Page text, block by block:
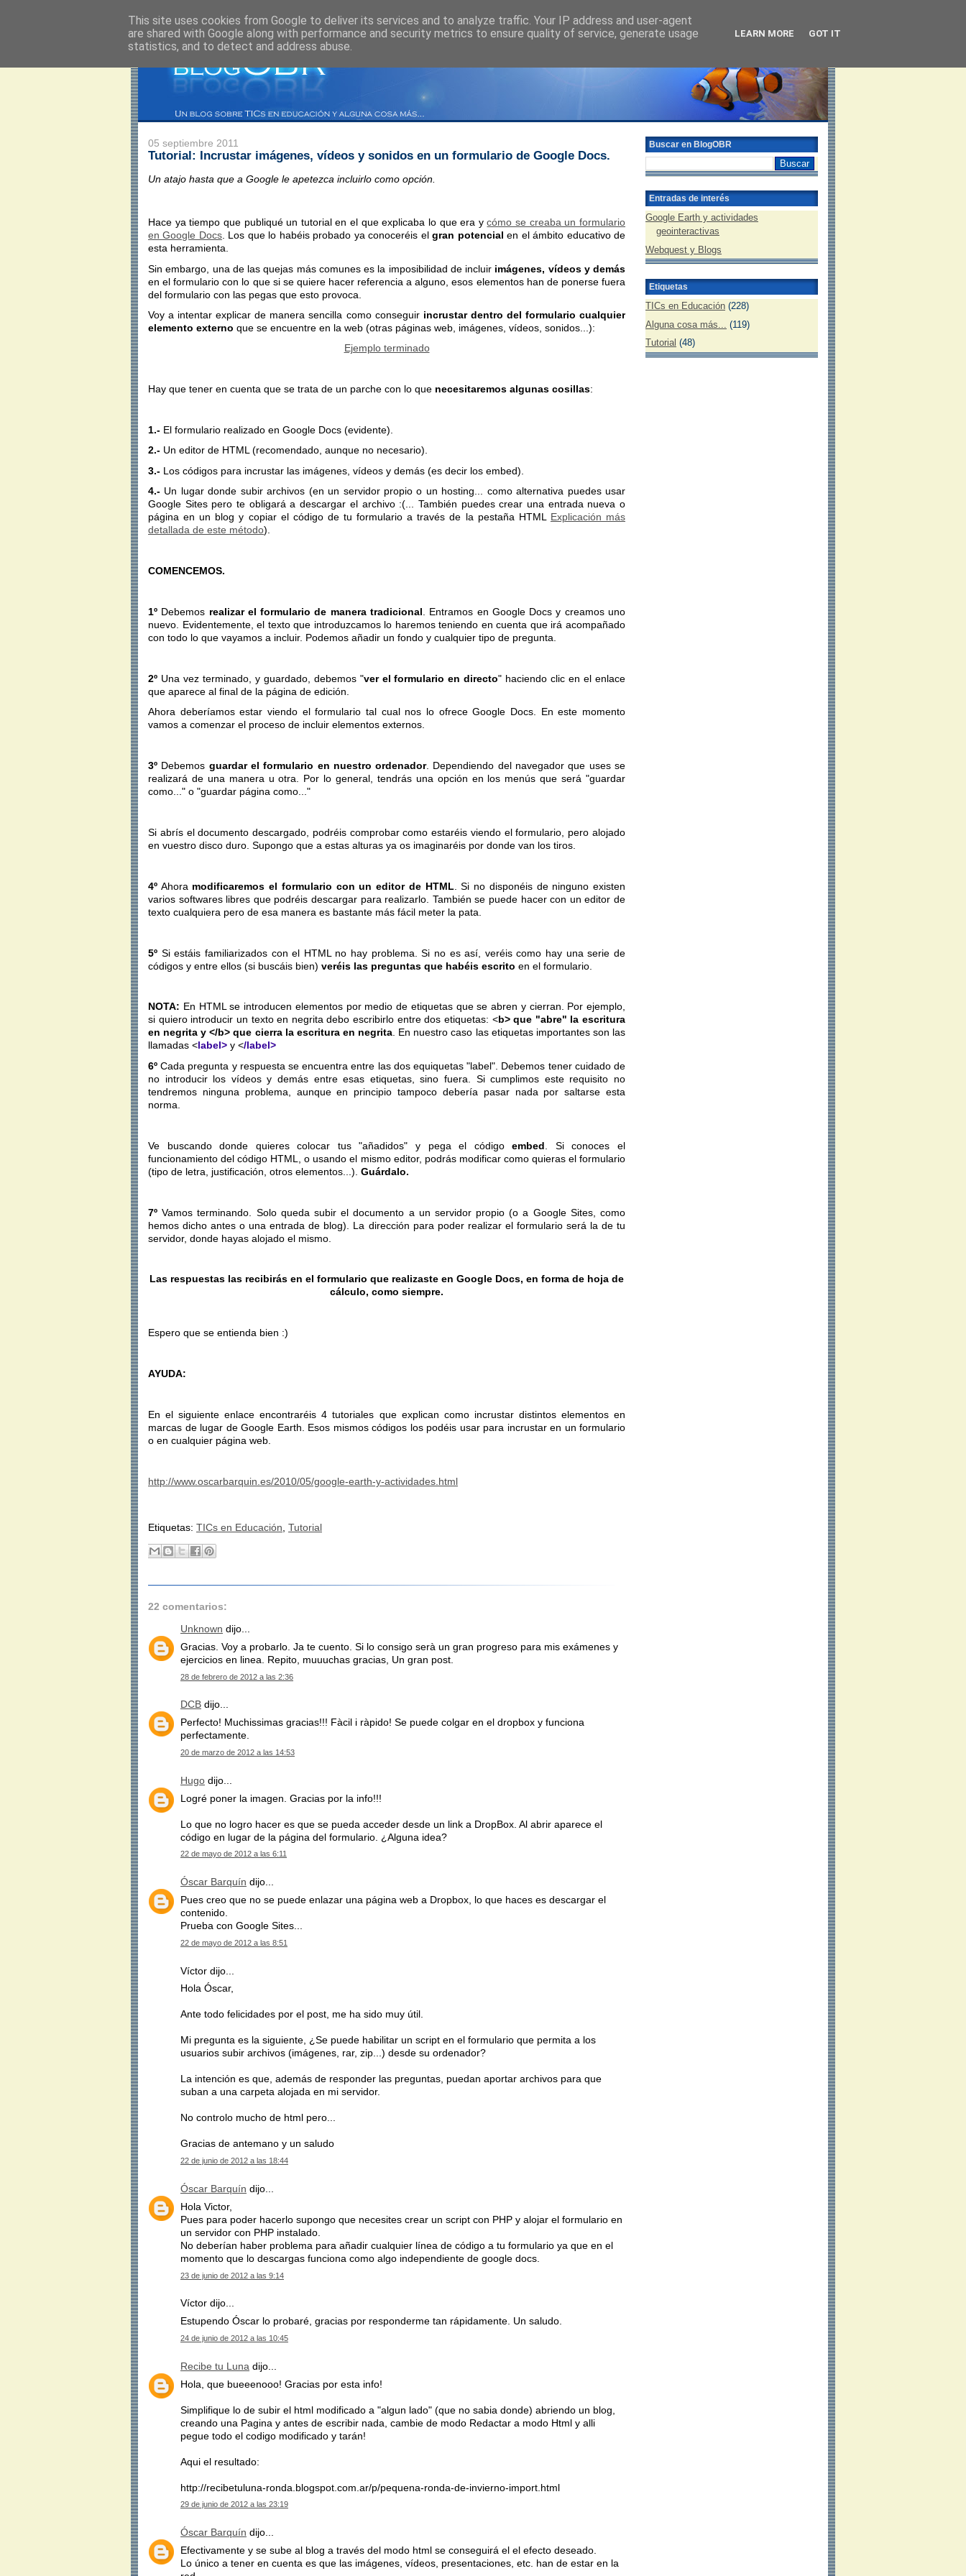
05 septiembre 2011
Tutorial: Incrustar imágenes, vídeos y sonidos en un formulario de Google Docs.
Un atajo hasta que a Google le apetezca incluirlo como opción.
Hace ya tiempo que publiqué un tutorial en el que explicaba lo que era ycómo se creaba un formulario
en Google Docs. Los que lo habéis probado ya conoceréis elgran potencial en el ámbito educativo de
esta herramienta.
Sin embargo, una de las quejas más comunes es la imposibilidad de incluir imágenes, vídeos y demás
en el formulario con lo que si se quiere hacer referencia a alguno, esos elementos han de ponerse fuera
del formulario con las pegas que esto provoca.
Voy a intentar explicar de manera sencilla como conseguir incrustar dentro del formulario cualquier
elemento externo que se encuentre en la web (otras páginas web, imágenes, vídeos, sonidos...):
Ejemplo terminado
Hay que tener en cuenta que se trata de un parche con lo que necesitaremos algunas cosillas:
1.- El formulario realizado en Google Docs (evidente).
2.- Un editor de HTML (recomendado, aunque no necesario).
3.- Los códigos para incrustar las imágenes, vídeos y demás (es decir los embed).
4.- Un lugar donde subir archivos (en un servidor propio o un hosting... como alternativa puedes usar
Google Sites pero te obligará a descargar el archivo :(... También puedes crear una entrada nueva o
página en un blog y copiar el código de tu formulario a través de la pestaña HTML Explicación más
detallada de este método).
COMENCEMOS.
1º Debemos realizar el formulario de manera tradicional . Entramos en Google Docs y creamos uno
nuevo. Evidentemente, el texto que introduzcamos lo haremos teniendo en cuenta que irá acompañado
con todo lo que vayamos a incluir. Podemos añadir un fondo y cualquier tipo de pregunta.
2º Una vez terminado, y guardado, debemos "ver el formulario en directo" haciendo clic en el enlace
que aparece al final de la página de edición.
Ahora deberíamos estar viendo el formulario tal cual nos lo ofrece Google Docs. En este momento
vamos a comenzar el proceso de incluir elementos externos.
3º Debemos guardar el formulario en nuestro ordenador. Dependiendo del navegador que uses se
realizará de una manera u otra. Por lo general, tendrás una opción en los menús que será "guardar
como..." o "guardar página como..."
Si abrís el documento descargado, podréis comprobar como estaréis viendo el formulario, pero alojado
en vuestro disco duro. Supongo que a estas alturas ya os imaginaréis por donde van los tiros.
4º Ahora modificaremos el formulario con un editor de HTML . Si no disponéis de ninguno existen
varios softwares libres que podréis descargar para realizarlo. También se puede hacer con un editor de
texto cualquiera pero de esa manera es bastante más fácil meter la pata.
5º Si estáis familiarizados con el HTML no hay problema. Si no es así, veréis como hay una serie de
códigos y entre ellos (si buscáis bien) veréis las preguntas que habéis escrito en el formulario.
NOTA: En HTML se introducen elementos por medio de etiquetas que se abren y cierran. Por ejemplo,
si quiero introducir un texto en negrita debo escribirlo entre dos etiquetas: <b>que "abre" la escritura
en negrita y </b> que cierra la escritura en negrita. En nuestro caso las etiquetas importantes son las
llamadas <label> y </label>
6º Cada pregunta y respuesta se encuentra entre las dos equiquetas "label". Debemos tener cuidado de
no introducir los vídeos y demás entre esas etiquetas, sino fuera. Si cumplimos este requisito no
tendremos ninguna problema, aunque en principio tampoco debería pasar nada por saltarse esta
norma.
Ve buscando donde quieres colocar tus "añadidos" y pega el códigoembed . Si conoces el
funcionamiento del código HTML, o usando el mismo editor, podrás modificar como quieras el formulario
(tipo de letra, justificación, otros elementos...). Guárdalo.
7º Vamos terminando. Solo queda subir el documento a un servidor propio (o a Google Sites, como
hemos dicho antes o una entrada de blog). La dirección para poder realizar el formulario será la de tu
servidor, donde hayas alojado el mismo.
Las respuestas las recibirás en el formulario que realizaste en Google Docs, en forma de hoja de
cálculo, como siempre.
Espero que se entienda bien :)
AYUDA:
En el siguiente enlace encontraréis 4 tutoriales que explican como incrustar distintos elementos en
marcas de lugar de Google Earth. Esos mismos códigos los podéis usar para incrustar en un formulario
o en cualquier página web.
http://www.oscarbarquin.es/2010/05/google-earth-y-actividades.html
Etiquetas: TICs en Educación Tutorial
22 comentarios:
Unknown dijo...
Gracias. Voy a probarlo. Ja te cuento. Si lo consigo serà un gran progreso para mis exámenes y
ejercicios en linea. Repito, muuuchas gracias, Un gran post.
28 de febrero de 2012 a las 2:36
DCB dijo...
Perfecto! Muchissimas gracias!!! Fàcil i ràpido! Se puede colgar en el dropbox y funciona
perfectamente.
20 de marzo de 2012 a las 14:53
Hugo dijo...
Logré poner la imagen. Gracias por la info!!!
Lo que no logro hacer es que se pueda acceder desde un link a DropBox. Al abrir aparece el
código en lugar de la página del formulario. ¿Alguna idea?
22 de mayo de 2012 a las 6:11
Óscar Barquín dijo...
Pues creo que no se puede enlazar una página web a Dropbox, lo que haces es descargar el
contenido.
Prueba con Google Sites...
22 de mayo de 2012 a las 8:51
Víctor dijo...
Hola Óscar,
Ante todo felicidades por el post, me ha sido muy útil.
Mi pregunta es la siguiente, ¿Se puede habilitar un script en el formulario que permita a los
usuarios subir archivos (imágenes, rar, zip...) desde su ordenador?
La intención es que, además de responder las preguntas, puedan aportar archivos para que
suban a una carpeta alojada en mi servidor.
No controlo mucho de html pero...
Gracias de antemano y un saludo
22 de junio de 2012 a las 18:44
Óscar Barquín dijo...
Hola Victor,
Pues para poder hacerlo supongo que necesites crear un script con PHP y alojar el formulario en
un servidor con PHP instalado.
No deberían haber problema para añadir cualquier línea de código a tu formulario ya que en el
momento que lo descargas funciona como algo independiente de google docs.
23 de junio de 2012 a las 9:14
Víctor dijo...
Estupendo Óscar lo probaré, gracias por responderme tan rápidamente. Un saludo.
24 de junio de 2012 a las 10:45
Recibe tu Luna dijo...
Hola, que bueeenooo! Gracias por esta info!
Simplifique lo de subir el html modificado a "algun lado" (que no sabia donde) abriendo un blog,
creando una Pagina y antes de escribir nada, cambie de modo Redactar a modo Html y alli
pegue todo el codigo modificado y tarán!
Aqui el resultado:
http://recibetuluna-ronda.blogspot.com.ar/p/pequena-ronda-de-invierno-import.html
29 de junio de 2012 a las 23:19
Óscar Barquín dijo...
Efectivamente y se sube al blog a través del modo html se conseguirá el el efecto deseado.
Lo único a tener en cuenta es que las imágenes, vídeos, presentaciones, etc. han de estar en la
Buscar en BlogOBR
Entradas de interés
Google Earth y actividades
geointeractivas
Webquest y Blogs
Etiquetas
TICs en Educación (228)
Alguna cosa más...
(119)
Tutorial (48)
This site uses cookies from Google to deliver its services and to analyze traffic. Your IP address and user-agent
are shared with Google along with performance and security metrics to ensure quality of service, generate usage
statistics, and to detect and address abuse.
LEARN MORE GOT IT